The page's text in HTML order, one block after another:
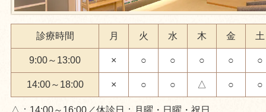
診療時間 月 火 水 木 金 土
9:00～13:00 × ○ ○ ○ ○ ○
14:00～18:00 × ○ ○ △ ○ ○